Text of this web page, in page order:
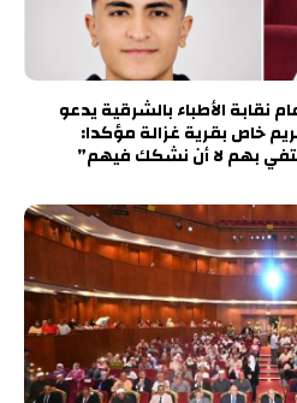
نقابة الأطباء بالشرقية يدعو
خاص بقرية غزالة مؤكدا:
بهم لا أن نشكك فيهم”